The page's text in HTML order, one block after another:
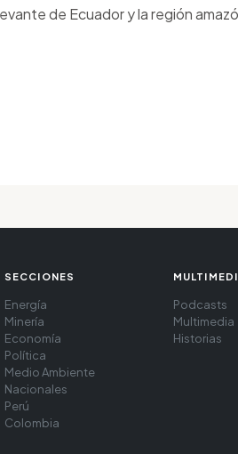
de Ecuador y la región
SECCIONES
Energía
Minería
Economía
Política
Medio Ambiente
Nacionales
Perú
Colombia
Podcasts
Multimedia
Historias